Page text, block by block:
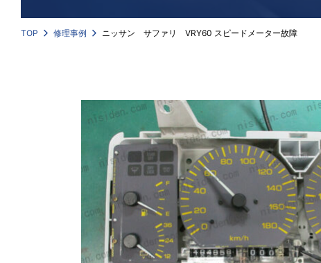
TOP 修理事例 ニッサン サファリ VRY60 スピードメーター故障